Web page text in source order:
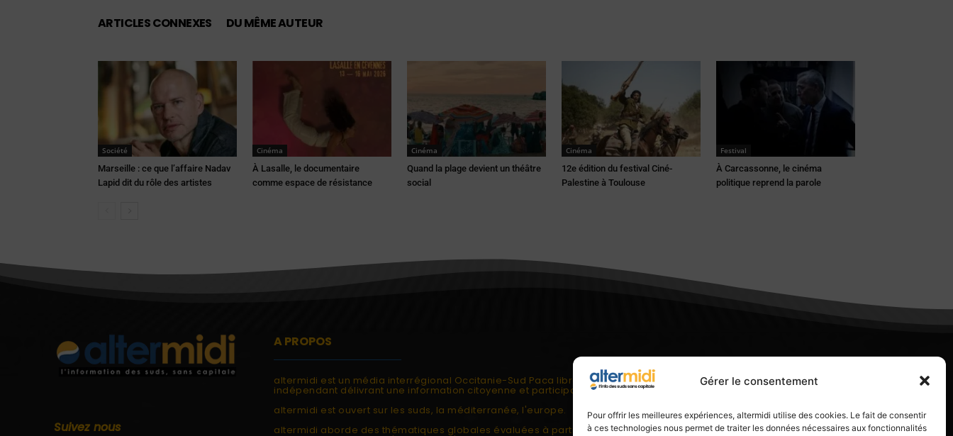
Gérer le consentement
Pour offrir les meilleures expériences, altermidi utilise des cookies. Le fait de consentir
à ces technologies nous permet de traiter les données nécessaires aux fonctionnalités
ARTICLES CONNEXES DU MÊME AUTEUR
Société
Marseille : ce que l’affaire Nadav
Lapid dit du rôle des artistes
Cinéma
À Lasalle, le documentaire
comme espace de résistance
Cinéma
Quand la plage devient un théâtre
social
Cinéma
12e édition du festival Ciné-
Palestine à Toulouse
Festival
À Carcassonne, le cinéma
politique reprend la parole
Suivez nous
A PROPOS
altermidi est un média interrégional Occitanie-Sud Paca libre et
indépendant délivrant une information citoyenne et participative.
altermidi est ouvert sur les suds, la méditerranée, l'europe.
altermidi aborde des thématiques globales évaluées à partir des